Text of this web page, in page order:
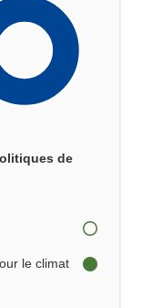
de
le climat